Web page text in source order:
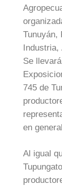
Tunuyán,
Industria,
Se
745 de
en
Al igual